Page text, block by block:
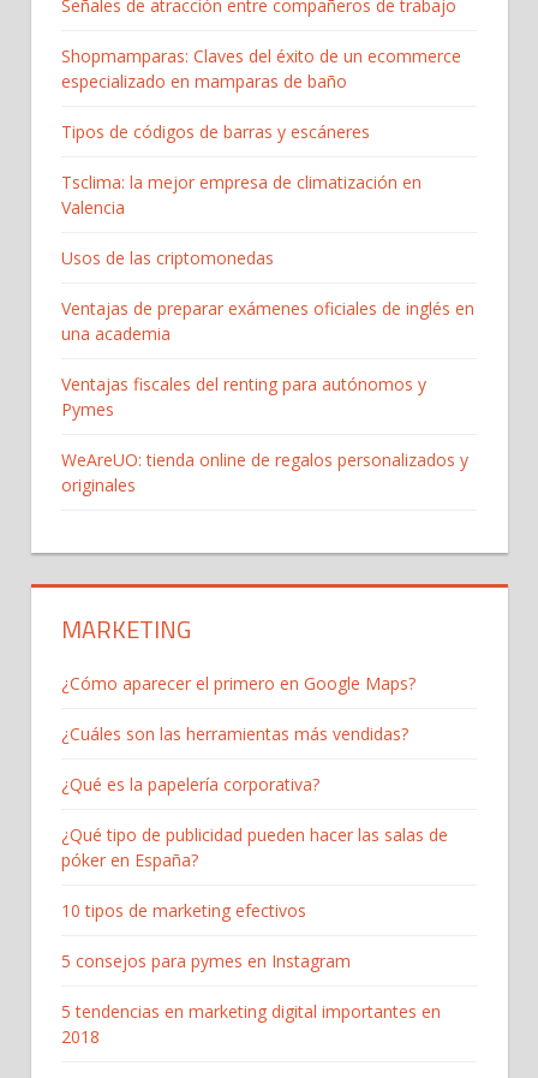
Señales de atracción entre compañeros de trabajo
Shopmamparas: Claves del éxito de un ecommerce
especializado en mamparas de baño
Tipos de códigos de barras y escáneres
Tsclima: la mejor empresa de climatización en
Valencia
Usos de las criptomonedas
Ventajas de preparar exámenes oficiales de inglés en
una academia
Ventajas fiscales del renting para autónomos y
Pymes
WeAreUO: tienda online de regalos personalizados y
originales
MARKETING
¿Cómo aparecer el primero en Google Maps?
¿Cuáles son las herramientas más vendidas?
¿Qué es la papelería corporativa?
¿Qué tipo de publicidad pueden hacer las salas de
póker en España?
10 tipos de marketing efectivos
5 consejos para pymes en Instagram
5 tendencias en marketing digital importantes en
2018